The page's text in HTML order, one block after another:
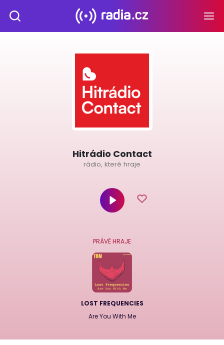
Hitrádio Contact
rádio, které hraje
PRÁVĚ HRAJE
LOST FREQUENCIES
Are You With Me